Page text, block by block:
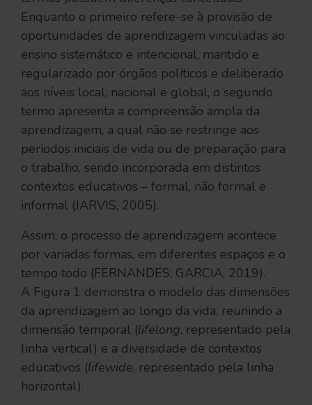
Enquanto o primeiro refere-se à provisão de
oportunidades de aprendizagem vinculadas ao
ensino sistemático e intencional, mantido e
regularizado por órgãos políticos e deliberado
aos níveis local, nacional e global, o segundo
termo apresenta a compreensão ampla da
aprendizagem, a qual não se restringe aos
períodos iniciais de vida ou de preparação para
o trabalho, sendo incorporada em distintos
contextos educativos – formal, não formal e
informal (JARVIS, 2005).
Assim, o processo de aprendizagem acontece
por variadas formas, em diferentes espaços e o
tempo todo (FERNANDES; GARCIA, 2019).
A Figura 1 demonstra o modelo das dimensões
da aprendizagem ao longo da vida, reunindo a
dimensão temporal (lifelong, representado pela
linha vertical) e a diversidade de contextos
educativos (lifewide, representado pela linha
horizontal).